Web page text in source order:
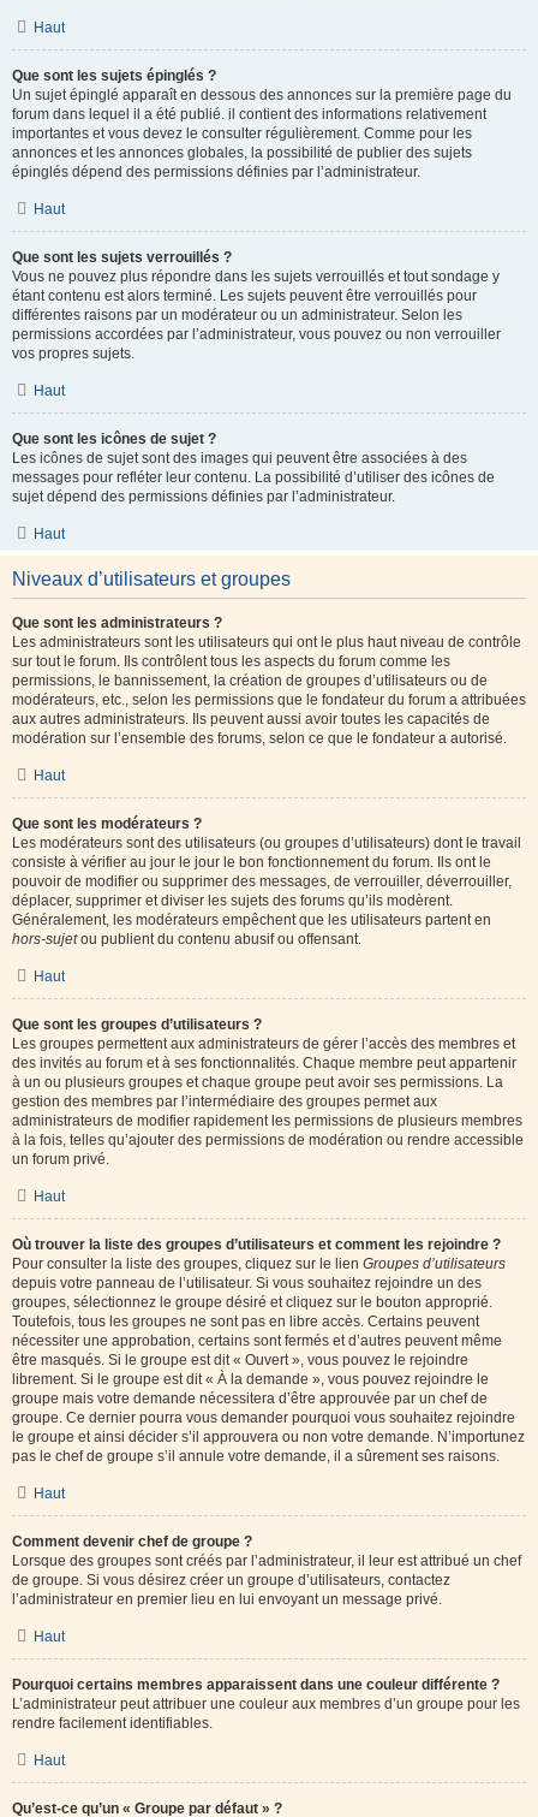
Haut
Que sont les sujets épinglés ?
Un sujet épinglé apparaît en dessous des annonces sur la première page du
forum dans lequel il a été publié. il contient des informations relativement
importantes et vous devez le consulter régulièrement. Comme pour les
annonces et les annonces globales, la possibilité de publier des sujets
épinglés dépend des permissions définies par l’administrateur.
Haut
Que sont les sujets verrouillés ?
Vous ne pouvez plus répondre dans les sujets verrouillés et tout sondage y
étant contenu est alors terminé. Les sujets peuvent être verrouillés pour
différentes raisons par un modérateur ou un administrateur. Selon les
permissions accordées par l’administrateur, vous pouvez ou non verrouiller
vos propres sujets.
Haut
Que sont les icônes de sujet ?
Les icônes de sujet sont des images qui peuvent être associées à des
messages pour refléter leur contenu. La possibilité d’utiliser des icônes de
sujet dépend des permissions définies par l’administrateur.
Haut
Niveaux d’utilisateurs et groupes
Que sont les administrateurs ?
Les administrateurs sont les utilisateurs qui ont le plus haut niveau de contrôle
sur tout le forum. Ils contrôlent tous les aspects du forum comme les
permissions, le bannissement, la création de groupes d’utilisateurs ou de
modérateurs, etc., selon les permissions que le fondateur du forum a attribuées
aux autres administrateurs. Ils peuvent aussi avoir toutes les capacités de
modération sur l’ensemble des forums, selon ce que le fondateur a autorisé.
Haut
Que sont les modérateurs ?
Les modérateurs sont des utilisateurs (ou groupes d’utilisateurs) dont le travail
consiste à vérifier au jour le jour le bon fonctionnement du forum. Ils ont le
pouvoir de modifier ou supprimer des messages, de verrouiller, déverrouiller,
déplacer, supprimer et diviser les sujets des forums qu’ils modèrent.
Généralement, les modérateurs empêchent que les utilisateurs partent en
hors-sujetou publient du contenu abusif ou offensant.
Haut
Que sont les groupes d’utilisateurs ?
Les groupes permettent aux administrateurs de gérer l’accès des membres et
des invités au forum et à ses fonctionnalités. Chaque membre peut appartenir
à un ou plusieurs groupes et chaque groupe peut avoir ses permissions. La
gestion des membres par l’intermédiaire des groupes permet aux
administrateurs de modifier rapidement les permissions de plusieurs membres
à la fois, telles qu’ajouter des permissions de modération ou rendre accessible
un forum privé.
Haut
Où trouver la liste des groupes d’utilisateurs et comment les rejoindre ?
Pour consulter la liste des groupes, cliquez sur le lien Groupes d’utilisateurs
depuis votre panneau de l’utilisateur. Si vous souhaitez rejoindre un des
groupes, sélectionnez le groupe désiré et cliquez sur le bouton approprié.
Toutefois, tous les groupes ne sont pas en libre accès. Certains peuvent
nécessiter une approbation, certains sont fermés et d’autres peuvent même
être masqués. Si le groupe est dit « Ouvert », vous pouvez le rejoindre
librement. Si le groupe est dit « À la demande », vous pouvez rejoindre le
groupe mais votre demande nécessitera d’être approuvée par un chef de
groupe. Ce dernier pourra vous demander pourquoi vous souhaitez rejoindre
le groupe et ainsi décider s’il approuvera ou non votre demande. N’importunez
pas le chef de groupe s’il annule votre demande, il a sûrement ses raisons.
Haut
Comment devenir chef de groupe ?
Lorsque des groupes sont créés par l’administrateur, il leur est attribué un chef
de groupe. Si vous désirez créer un groupe d’utilisateurs, contactez
l’administrateur en premier lieu en lui envoyant un message privé.
Haut
Pourquoi certains membres apparaissent dans une couleur différente ?
L’administrateur peut attribuer une couleur aux membres d’un groupe pour les
rendre facilement identifiables.
Haut
Qu’est-ce qu’un « Groupe par défaut » ?